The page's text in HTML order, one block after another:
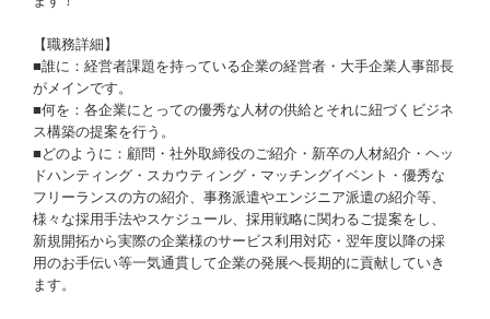
【職務詳細】
■誰に：経営者課題を持っている企業の経営者・大手企業人事部長
がメインです。
■何を：各企業にとっての優秀な人材の供給とそれに紐づくビジネ
ス構築の提案を行う。
■どのように：顧問・社外取締役のご紹介・新卒の人材紹介・ヘッ
ドハンティング・スカウティング・マッチングイベント・優秀な
フリーランスの方の紹介、事務派遣やエンジニア派遣の紹介等、
様々な採用手法やスケジュール、採用戦略に関わるご提案をし、
新規開拓から実際の企業様のサービス利用対応・翌年度以降の採
用のお手伝い等一気通貫して企業の発展へ長期的に貢献していき
ます。